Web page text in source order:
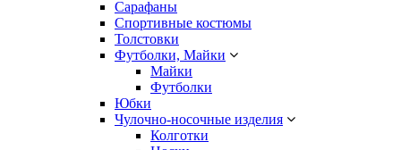
Сарафаны
Спортивные костюмы
Толстовки
Футболки, Майки
Майки
Футболки
Юбки
Чулочно-носочные изделия
Колготки